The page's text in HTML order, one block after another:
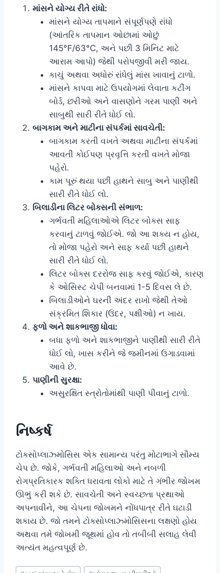
માંસને યોગ્ય રીતે રાંધો:
માંસને યોગ્ય તાપમાને સંપૂર્ણપણે રાંધો
(આંતરિક તાપમાન ઓછામાં ઓછું
145°F/63°C, અને પછી 3 મિનિટ માટે
આરામ આપો) જેથી પરોપજીવી મરી જાય.
કાચું અથવા અધોરું રાંધેલું માંસ ખાવાનું ટાળો.
માંસને કાપવા માટે ઉપયોગમાં લેવાતા કટીંગ
બોર્ડ, છરીઓ અને વાસણોને ગરમ પાણી અને
સાબુથી સારી રીતે ધોઈ લો.
બાગકામ અને માટીના સંપર્કમાં સાવચેતી:
બાગકામ કરતી વખતે અથવા માટીના સંપર્કમાં
આવતી કોઈપણ પ્રવૃત્તિ કરતી વખતે મોજા
પહેરો.
કામ પૂરું થયા પછી હાથને સાબુ અને પાણીથી
સારી રીતે ધોઈ લો.
બિલાડીના લિટર બોક્સની સંભાળ:
ગર્ભવતી મહિલાઓએ લિટર બોક્સ સાફ
કરવાનું ટાળવું જોઈએ. જો આ શક્ય ન હોય,
તો મોજા પહેરો અને સાફ કર્યા પછી હાથને
સારી રીતે ધોઈ લો.
લિટર બોક્સ દરરોજ સાફ કરવું જોઈએ, કારણ
કે ઓસિસ્ટ ચેપી બનવામાં 1-5 દિવસ લે છે.
બિલાડીઓને ઘરની અંદર રાખો જેથી તેઓ
સંક્રમિત શિકાર (ઉંદર, પક્ષીઓ) ન ખાય.
ફળો અને શાકભાજી ધોવા:
બધા ફળો અને શાકભાજીને પાણીથી સારી રીતે
ધોઈ લો, ખાસ કરીને જે જમીનમાં ઉગાડવામાં
આવે છે.
પાણીની સુરક્ષા:
અસુરક્ષિત સ્ત્રોતોમાંથી પાણી પીવાનું ટાળો.
નિષ્કર્ષ
ટોક્સોપ્લાઝ્મોસિસ એક સામાન્ય પરંતુ મોટાભાગે સૌમ્ય
ચેપ છે. જોકે, ગર્ભવતી મહિલાઓ અને નબળી
રોગપ્રતિકારક શક્તિ ધરાવતા લોકો માટે તે ગંભીર જોખમ
ઊભું કરી શકે છે. સાવચેતી અને સ્વચ્છતા પ્રથાઓ
અપનાવીને, આ ચેપના જોખમને નોંધપાત્ર રીતે ઘટાડી
શકાય છે. જો તમને ટોક્સોપ્લાઝ્મોસિસના લક્ષણો હોય
અથવા તમે જોખમી જૂથમાં હોવ તો તબીબી સલાહ લેવી
અત્યંત મહત્વપૂર્ણ છે.
Post